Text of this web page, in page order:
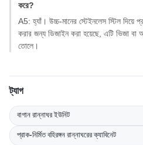
করে?
A5: হ্যাঁ। উচ্চ-মানের স্টেইনলেস স্টিল দিয়ে
করার জন্য ডিজাইন করা হয়েছে, এটি ভিজা বা
তোলে।
ট্যাগ
বাগান রান্নাঘর ইউনিট
প্রাক-নির্মিত বহিরঙ্গন রান্নাঘরের ক্যাবিনেট